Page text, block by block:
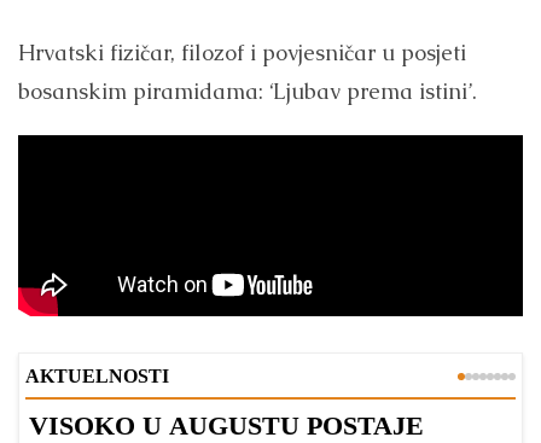
Hrvatski fizičar, filozof i povjesničar u posjeti
bosanskim piramidama: ‘Ljubav prema istini’.
AKTUELNOSTI
VISOKO U AUGUSTU POSTAJE